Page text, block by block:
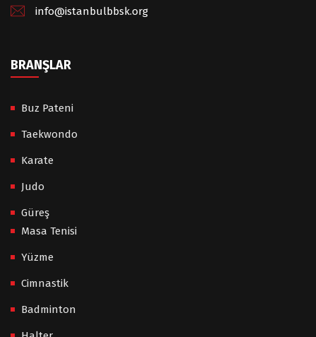
info@istanbulbbsk.org
BRANŞLAR
Buz Pateni
Taekwondo
Karate
Judo
Güreş
Masa Tenisi
Yüzme
Cimnastik
Badminton